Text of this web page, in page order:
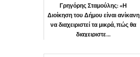
Γρηγόρης Σταμούλης: «Η
Διοίκηση του Δήμου είναι ανίκανη
να διαχειριστεί τα μικρά, πώς θα
διαχειριστε...
Ένωση Πολιτών